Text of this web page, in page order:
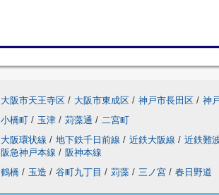
大阪市天王寺区 / 大阪市東成区 / 神戸市長田区 / 神
小橋町 / 玉津 / 苅藻通 / 二宮町
大阪環状線 / 地下鉄千日前線 / 近鉄大阪線 / 近鉄難
阪急神戸本線 / 阪神本線
鶴橋 / 玉造 / 谷町九丁目 / 苅藻 / 三ノ宮 / 春日野道